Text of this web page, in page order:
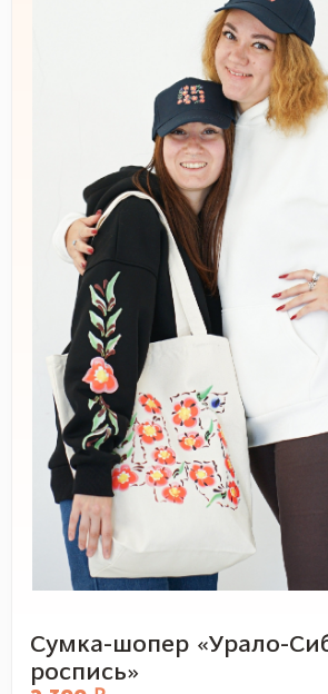
Сумка-шопер «Урало-
роспись»